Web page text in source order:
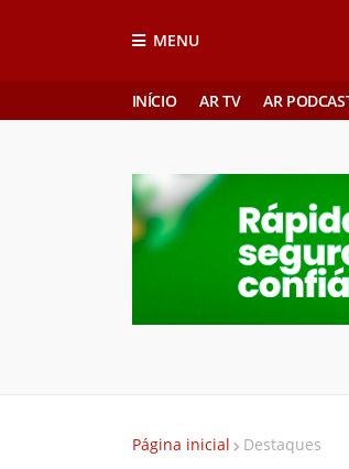
MENU
INÍCIO AR TV AR
Página inicial Destaques